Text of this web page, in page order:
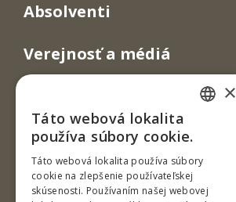
Absolventi
Verejnosť a médiá
×
Táto webová lokalita
používa súbory cookie.
Táto webová lokalita používa súbory
cookie na zlepšenie používateľskej
skúsenosti. Používaním našej webovej